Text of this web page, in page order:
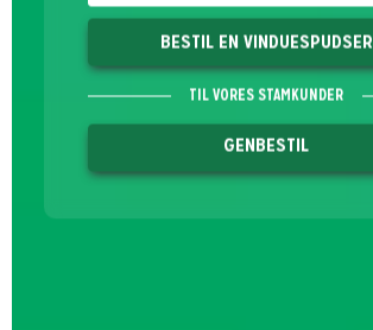
BESTIL EN VINDUESPUDSER
TIL VORES STAMKUNDER
GENBESTIL